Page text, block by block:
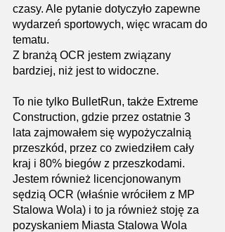
czasy. Ale pytanie dotyczyło zapewne
wydarzeń sportowych, więc wracam do
tematu.
Z branżą OCR jestem związany
bardziej, niż jest to widoczne.
To nie tylko BulletRun, także Extreme
Construction, gdzie przez ostatnie 3
lata zajmowałem się wypożyczalnią
przeszkód, przez co zwiedziłem cały
kraj i 80% biegów z przeszkodami.
Jestem również licencjonowanym
sędzią OCR (właśnie wróciłem z MP
Stalowa Wola) i to ja również stoję za
pozyskaniem Miasta Stalowa Wola